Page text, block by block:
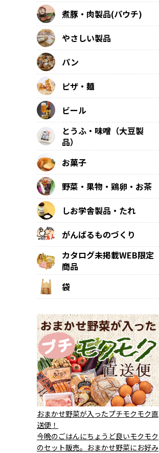
煮豚・肉製品(パウチ)
やさしい製品
パン
ピザ・麺
ビール
とうふ・味噌（大豆製
品）
お菓子
野菜・果物・鶏卵・お茶
しお学舎製品・たれ
がんばるものづくり
カタログ未掲載WEB限定
商品
袋
おまかせ野菜が入ったプチモクモク直
送便！
今晩のごはんにちょうど良いモクモク
のセット販売。おまかせ野菜にお好み